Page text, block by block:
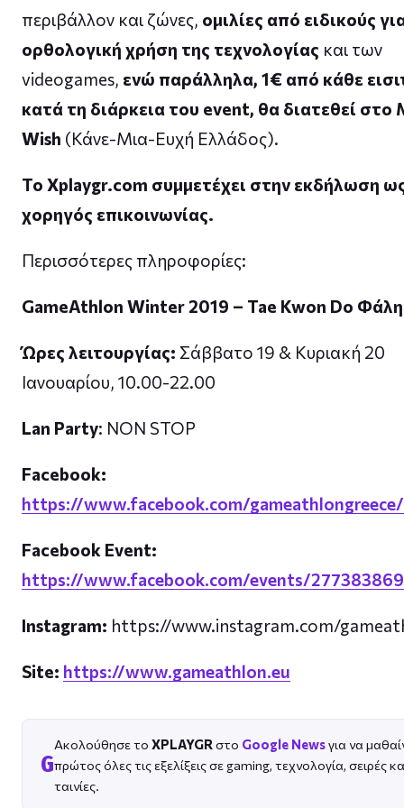
περιβάλλον και ζώνες, ομιλίες από ειδικούς
ορθολογική χρήση της τεχνολογίας και των
videogames, ενώ παράλληλα, 1€ από κάθε
κατά τη διάρκεια του event, θα διατεθεί στο
Wish (Κάνε-Μια-Ευχή Ελλάδος).
Το Xplaygr.com συμμετέχει στην εκδήλωση
χορηγός επικοινωνίας.
Περισσότερες πληροφορίες:
GameAthlon Winter 2019 – Tae Kwon Do
Ώρες λειτουργίας: Σάββατο 19 & Κυριακή 20
Ιανουαρίου, 10.00-22.00
Lan Party: ΝΟΝ STOP
Facebook:
https://www.facebook.com/gameathlongreece/
Facebook Event:
https://www.facebook.com/events/
Instagram: https://www.instagram.com/
Site: https://www.gameathlon.eu
G
Ακολούθησε το XPLAYGR στο Google Newsγια να
πρώτος όλες τις εξελίξεις σε gaming, τεχνολογία, σειρές
ταινίες.